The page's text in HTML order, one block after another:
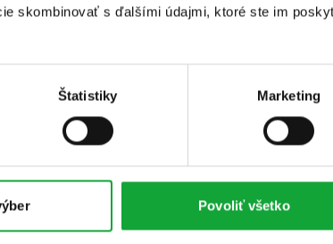
skombinovať s ďalšími údajmi, ktoré ste im
Štatistiky Marketing
Povoliť všetko